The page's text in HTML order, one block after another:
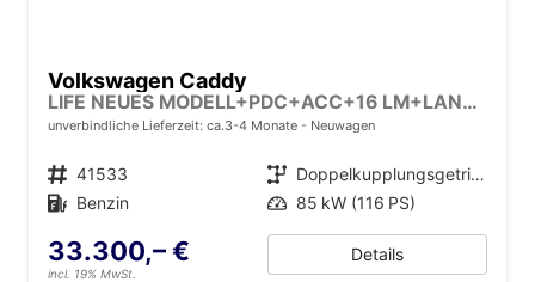
Volkswagen Caddy
LIFE NEUES MODELL+PDC+ACC+16 LM+LANE ASSIST
unverbindliche Lieferzeit: ca.3-4 Monate Neuwagen
Fahrzeugnr. 41533 Getriebe
Doppelkupplungsgetriebe (DSG)
Kraftstoff Benzin Leistung 85 kW (116 PS)
33.300,– €
incl. 19% MwSt.
Details